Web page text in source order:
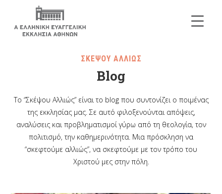
ΣΚΕΨΟΥ ΑΛΛΙΩΣ
Blog
Το “Σκέψου Αλλιώς” είναι το blog που συντονίζει ο ποιμένας
της εκκλησίας μας. Σε αυτό φιλοξενούνται απόψεις,
αναλύσεις και προβληματισμοί γύρω από τη θεολογία, τον
πολιτισμό, την καθημερινότητα. Μια πρόσκληση να
“σκεφτούμε αλλιώς”, να σκεφτούμε με τον τρόπο του
Χριστού μες στην πόλη.